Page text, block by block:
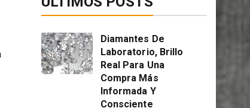
Diamantes De
Laboratorio, Brillo
Real Para Una
Compra Más